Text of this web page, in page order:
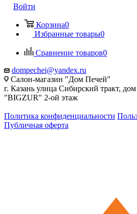
Войти
Корзина0
Избранные товары0
Сравнение товаров0
dompechei@yandex.ru
Салон-магазин "Дом Печей"
г. Казань улица Сибирский тракт,
"BIGZUR" 2-ой этаж
Политика конфиденциальности
Публичная оферта